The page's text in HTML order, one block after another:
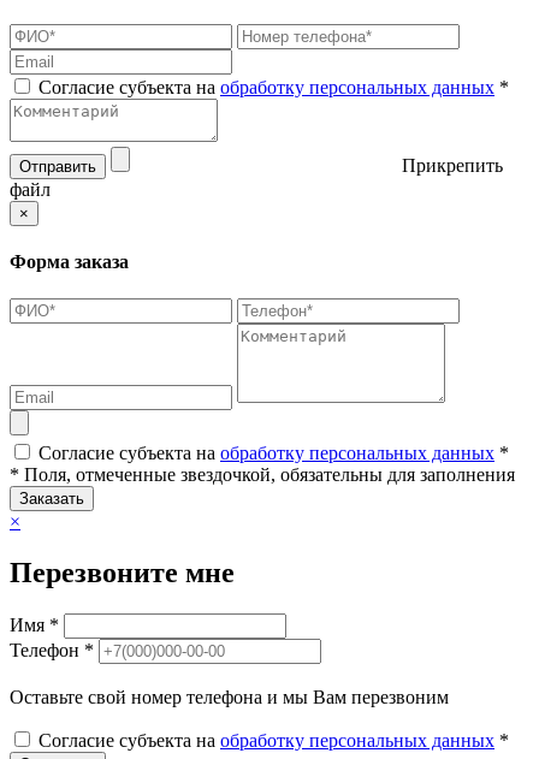
Согласие субъекта на обработку персональных данных *
Отправить
Прикрепить
файл
×
Форма заказа
Согласие субъекта на обработку персональных данных *
* Поля, отмеченные звездочкой, обязательны для заполнения
Заказать
×
Перезвоните мне
Имя *
Телефон *
Оставьте свой номер телефона и мы Вам перезвоним
Согласие субъекта на обработку персональных данных *